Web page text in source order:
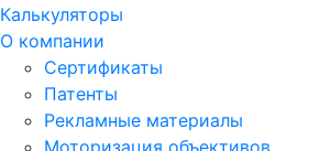
Калькуляторы
О компании
Сертификаты
Патенты
Рекламные материалы
Моторизация объективов